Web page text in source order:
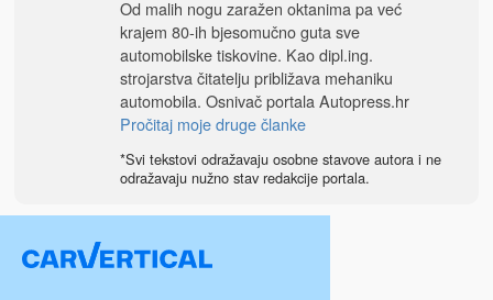
Od malih nogu zaražen oktanima pa već
krajem 80-ih bjesomučno guta sve
automobilske tiskovine. Kao dipl.ing.
strojarstva čitatelju približava mehaniku
automobila. Osnivač portalaAutopress.hr
Pročitaj moje druge članke
*Svi tekstovi odražavaju osobne stavove autora i ne
odražavaju nužno stav redakcije portala.